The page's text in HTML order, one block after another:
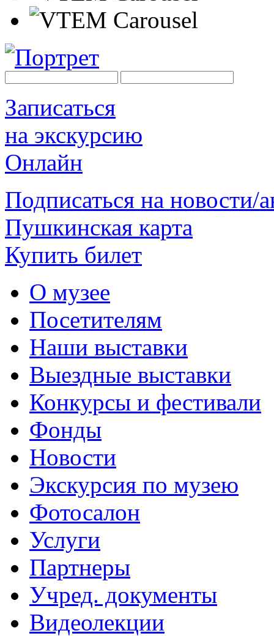
Записаться
на экскурсию
Онлайн
Подписаться на новости/
Пушкинская карта
Купить билет
О музее
Посетителям
Наши выставки
Выездные выставки
Конкурсы и фестивали
Фонды
Новости
Экскурсия по музею
Фотосалон
Услуги
Партнеры
Учред. документы
Видеолекции